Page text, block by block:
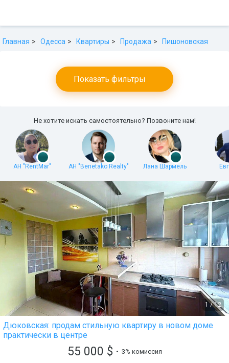
Главная Одесса Квартиры Продажа Пишоновская
Показать фильтры
Не хотите искать самостоятельно? Позвоните нам!
АН "RentMar" АН "Benetako Realty" Лана Шармель
1 /12
Дюковская: продам стильную квартиру в новом доме
практически в центре
55 000 $ • 3% комиссия